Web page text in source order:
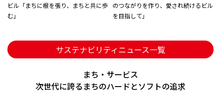
ビル「まちに根を張り、まちと共に歩
む」
のつながりを作り、愛され続けるビル
を目指して」
サステナビリティニュース一覧
まち・サービス
次世代に誇るまちのハードとソフトの追求